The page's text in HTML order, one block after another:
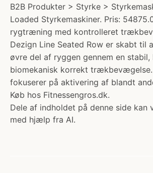
B2B Produkter > Styrke >
Loaded Styrkemaskiner. Pris:
rygtræning med kontrolleret
Dezign Line Seated Row er skabt til
øvre del af ryggen gennem en
biomekanisk korrekt trækbevægelse.
fokuserer på aktivering af blandt
Køb hos Fitnessengros.dk.
Dele af indholdet på denne side kan
med hjælp fra AI.